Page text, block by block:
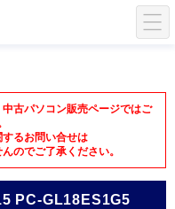
古パソコン販売ページではご
るお問い合せは
のでご了承ください。
PC-GL18ES1G5